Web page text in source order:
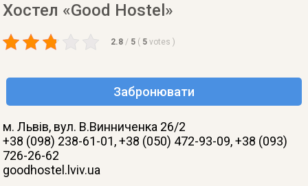
Хостел «Good Hostel»
2.8 / 5 ( 5 votes )
Забронювати
м. Львів, вул. В.Винниченка 26/2
+38 (098) 238-61-01, +38 (050) 472-93-09, +38 (093)
726-26-62
goodhostel.lviv.ua